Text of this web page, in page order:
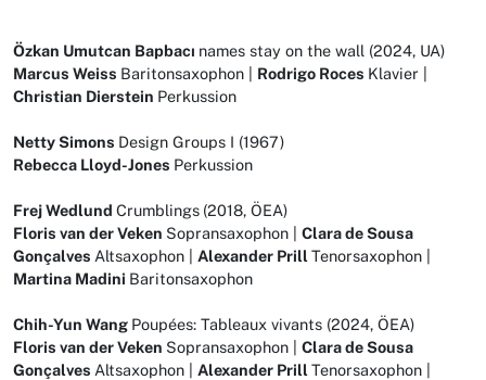
Özkan Umutcan Bapbacı names stay on the wall (2024, UA)
Marcus Weiss Baritonsaxophon | Rodrigo Roces Klavier |
Christian Dierstein Perkussion
Netty Simons Design Groups I (1967)
Rebecca Lloyd-Jones Perkussion
Frej Wedlund Crumblings (2018, ÖEA)
Floris van der Veken Sopransaxophon | Clara de Sousa
Gonçalves Altsaxophon | Alexander Prill Tenorsaxophon |
Martina Madini Baritonsaxophon
Chih-Yun Wang Poupées: Tableaux vivants (2024, ÖEA)
Floris van der Veken Sopransaxophon | Clara de Sousa
Gonçalves Altsaxophon | Alexander Prill Tenorsaxophon |